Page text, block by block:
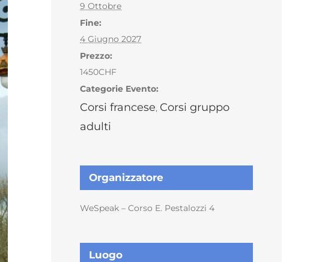
9 Ottobre
Fine:
4 Giugno 2027
Prezzo:
1450CHF
Categorie Evento:
Corsi francese, Corsi gruppo
adulti
Organizzatore
WeSpeak – Corso E. Pestalozzi 4
Luogo